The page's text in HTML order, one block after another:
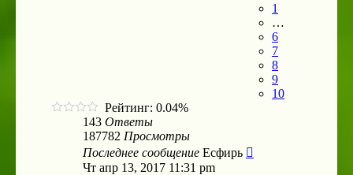
1
…
6
7
8
9
10
Рейтинг: 0.04%
143 Ответы
187782 Просмотры
Последнее сообщение Есфирь
Чт апр 13, 2017 11:31 pm